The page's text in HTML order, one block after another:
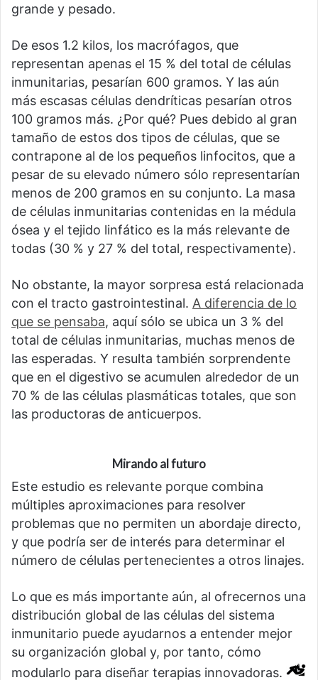
grande y pesado.
De esos 1.2 kilos, los macrófagos, que
representan apenas el 15 % del total de células
inmunitarias, pesarían 600 gramos. Y las aún
más escasas células dendríticas pesarían otros
100 gramos más. ¿Por qué? Pues debido al gran
tamaño de estos dos tipos de células, que se
contrapone al de los pequeños linfocitos, que a
pesar de su elevado número sólo representarían
menos de 200 gramos en su conjunto. La masa
de células inmunitarias contenidas en la médula
ósea y el tejido linfático es la más relevante de
todas (30 % y 27 % del total, respectivamente).
No obstante, la mayor sorpresa está relacionada
con el tracto gastrointestinal. A diferencia de lo
que se pensaba, aquí sólo se ubica un 3 % del
total de células inmunitarias, muchas menos de
las esperadas. Y resulta también sorprendente
que en el digestivo se acumulen alrededor de un
70 % de las células plasmáticas totales, que son
las productoras de anticuerpos.
Mirando al futuro
Este estudio es relevante porque combina
múltiples aproximaciones para resolver
problemas que no permiten un abordaje directo,
y que podría ser de interés para determinar el
número de células pertenecientes a otros linajes.
Lo que es más importante aún, al ofrecernos una
distribución global de las células del sistema
inmunitario puede ayudarnos a entender mejor
su organización global y, por tanto, cómo
modularlo para diseñar terapias innovadoras.